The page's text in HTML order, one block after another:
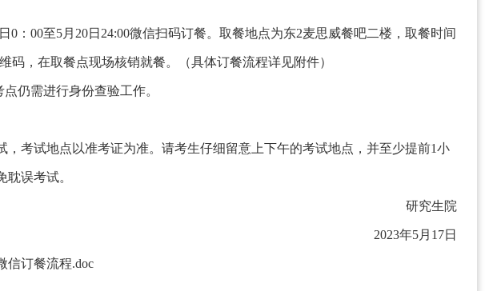
日 0 ： 00至5月 20日 24:00微信扫码订餐。取餐地点为东2麦思威餐吧二楼，取餐时间
码，在取餐点现场核销就餐。（具体订餐流程详见附件）
仍需进行身份查验工作。
，考试地点以准考证为准。请考生仔细留意上下午的考试地点，并至少提前1小
误考试。
研究生院
2023年5月 17日
信订餐流程.doc